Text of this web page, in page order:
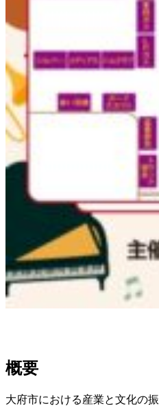
概要
大府市における産業と文化の